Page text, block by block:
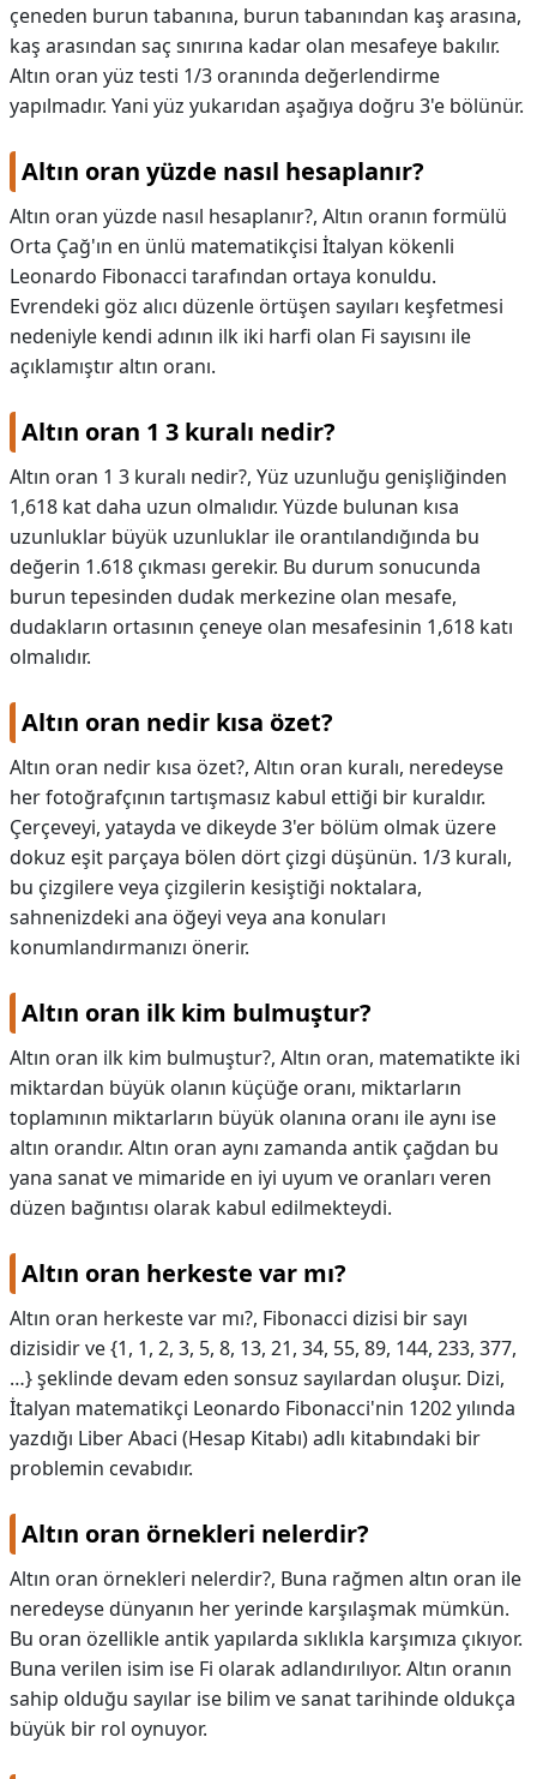
çeneden burun tabanına, burun tabanından kaş arasına,
kaş arasından saç sınırına kadar olan mesafeye bakılır.
Altın oran yüz testi 1/3 oranında değerlendirme
yapılmadır. Yani yüz yukarıdan aşağıya doğru 3'e bölünür.
Altın oran yüzde nasıl hesaplanır?
Altın oran yüzde nasıl hesaplanır?, Altın oranın formülü
Orta Çağ'ın en ünlü matematikçisi İtalyan kökenli
Leonardo Fibonacci tarafından ortaya konuldu.
Evrendeki göz alıcı düzenle örtüşen sayıları keşfetmesi
nedeniyle kendi adının ilk iki harfi olan Fi sayısını ile
açıklamıştır altın oranı.
Altın oran 1 3 kuralı nedir?
Altın oran 1 3 kuralı nedir?, Yüz uzunluğu genişliğinden
1,618 kat daha uzun olmalıdır. Yüzde bulunan kısa
uzunluklar büyük uzunluklar ile orantılandığında bu
değerin 1.618 çıkması gerekir. Bu durum sonucunda
burun tepesinden dudak merkezine olan mesafe,
dudakların ortasının çeneye olan mesafesinin 1,618 katı
olmalıdır.
Altın oran nedir kısa özet?
Altın oran nedir kısa özet?, Altın oran kuralı, neredeyse
her fotoğrafçının tartışmasız kabul ettiği bir kuraldır.
Çerçeveyi, yatayda ve dikeyde 3'er bölüm olmak üzere
dokuz eşit parçaya bölen dört çizgi düşünün. 1/3 kuralı,
bu çizgilere veya çizgilerin kesiştiği noktalara,
sahnenizdeki ana öğeyi veya ana konuları
konumlandırmanızı önerir.
Altın oran ilk kim bulmuştur?
Altın oran ilk kim bulmuştur?, Altın oran, matematikte iki
miktardan büyük olanın küçüğe oranı, miktarların
toplamının miktarların büyük olanına oranı ile aynı ise
altın orandır. Altın oran aynı zamanda antik çağdan bu
yana sanat ve mimaride en iyi uyum ve oranları veren
düzen bağıntısı olarak kabul edilmekteydi.
Altın oran herkeste var mı?
Altın oran herkeste var mı?, Fibonacci dizisi bir sayı
dizisidir ve {1, 1, 2, 3, 5, 8, 13, 21, 34, 55, 89, 144, 233, 377,
…} şeklinde devam eden sonsuz sayılardan oluşur. Dizi,
İtalyan matematikçi Leonardo Fibonacci'nin 1202 yılında
yazdığı Liber Abaci (Hesap Kitabı) adlı kitabındaki bir
problemin cevabıdır.
Altın oran örnekleri nelerdir?
Altın oran örnekleri nelerdir?, Buna rağmen altın oran ile
neredeyse dünyanın her yerinde karşılaşmak mümkün.
Bu oran özellikle antik yapılarda sıklıkla karşımıza çıkıyor.
Buna verilen isim ise Fi olarak adlandırılıyor. Altın oranın
sahip olduğu sayılar ise bilim ve sanat tarihinde oldukça
büyük bir rol oynuyor.